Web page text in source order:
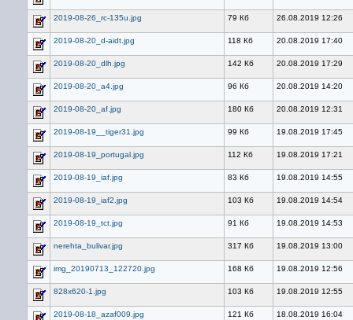
2019-08-26_rc-135u.jpg 79 Кб 26.08.2019 12:26
2019-08-20_d-aidt.jpg 118 Кб 20.08.2019 17:40
2019-08-20_dlh.jpg 142 Кб 20.08.2019 17:29
2019-08-20_a4.jpg 96 Кб 20.08.2019 14:20
2019-08-20_af.jpg 180 Кб 20.08.2019 12:31
2019-08-19__tiger31.jpg 99 Кб 19.08.2019 17:45
2019-08-19_portugal.jpg 112 Кб 19.08.2019 17:21
2019-08-19_iaf.jpg 83 Кб 19.08.2019 14:55
2019-08-19_iaf2.jpg 103 Кб 19.08.2019 14:54
2019-08-19_tct.jpg 91 Кб 19.08.2019 14:53
nerehta_bulivar.jpg 317 Кб 19.08.2019 13:00
img_20190713_122720.jpg 168 Кб 19.08.2019 12:56
828x620-1.jpg 103 Кб 19.08.2019 12:55
2019-08-18_azaf009.jpg 121 Кб 18.08.2019 16:04